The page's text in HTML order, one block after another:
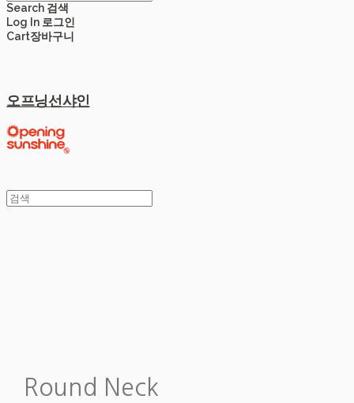
Search 검색
Log In 로그인
Cart장바구니
오프닝선샤인
Round Neck